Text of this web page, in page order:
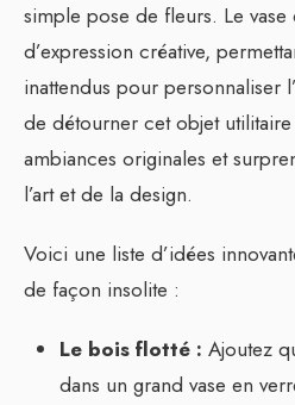
simple pose de fleurs. Le
d’expression créative,
inattendus pour personnaliser
de détourner cet objet
ambiances originales et
l’art et de la design.
Voici une liste d’idées
de façon insolite :
Le bois flotté : Ajoutez
dans un grand vase en